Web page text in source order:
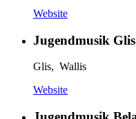
Website
Jugendmusik Glis
Glis, Wallis
Website